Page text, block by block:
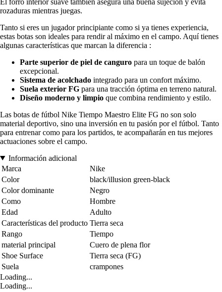
rozaduras mientras juegas.
Tanto si eres un jugador principiante como si ya tienes experiencia,
estas botas son ideales para rendir al máximo en el campo. Aquí tienes
algunas características que marcan la diferencia :
Parte superior de piel de canguro para un toque de balón
excepcional.
Sistema de acolchado integrado para un confort máximo.
Suela exterior FG para una tracción óptima en terreno natural.
Diseño moderno y limpio que combina rendimiento y estilo.
Las botas de fútbol Nike Tiempo Maestro Elite FG no son solo
material deportivo, sino una inversión en tu pasión por el fútbol. Tanto
para entrenar como para los partidos, te acompañarán en tus mejores
actuaciones sobre el campo.
Información adicional
Marca
Nike
Color
black/illusion green-black
Color dominante
Negro
Como
Hombre
Edad
Adulto
Características del producto Tierra seca
Rango
Tiempo
material principal
Cuero de plena flor
Shoe Surface
Tierra seca (FG)
Suela
crampones
Loading...
Loading...